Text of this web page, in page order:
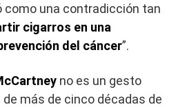
como una contradicción tan
cigarros en una
del cáncer”.
no es un gesto
más de cinco décadas de